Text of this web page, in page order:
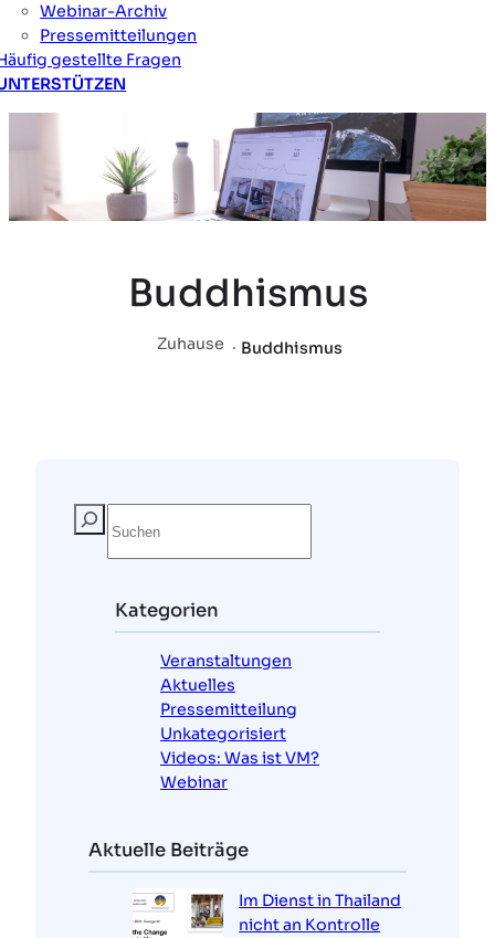
Webinar-Archiv
Pressemitteilungen
gestellte Fragen
Buddhismus
Zuhause . Buddhismus
Kategorien
Veranstaltungen
Aktuelles
Pressemitteilung
Unkategorisiert
Videos: Was ist VM?
Webinar
Aktuelle Beiträge
Im Dienst in Thailand
nicht an Kontrolle